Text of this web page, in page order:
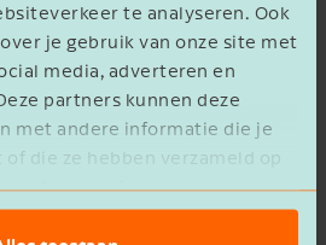
te analyseren. Ook
je gebruik van onze site met
media, adverteren en
partners kunnen deze
met andere informatie die je
die ze hebben verzameld op
hun services.
privacy statement